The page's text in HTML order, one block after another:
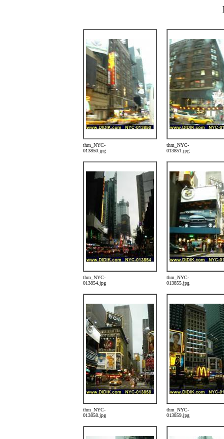
thm_NYC-
013850.jpg
thm_NYC-
013851.jpg
thm_NYC-
013854.jpg
thm_NYC-
013855.jpg
thm_NYC-
013858.jpg
thm_NYC-
013859.jpg